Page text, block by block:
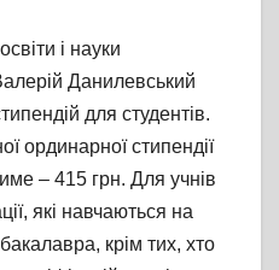
і науки
Данилевський
для студентів.
ординарної стипендії
– 415 грн. Для учнів
які навчаються на
крім тих, хто